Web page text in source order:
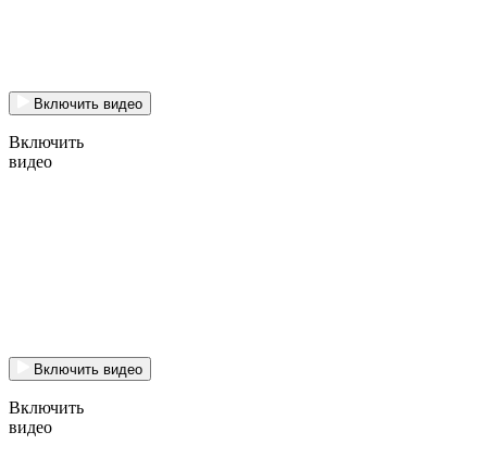
Включить видео
Включить
видео
Включить видео
Включить
видео